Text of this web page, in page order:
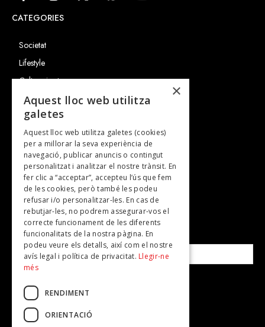
CATEGORIES
Societat
Lifestyle
Cultura i art
Entrevistes
Gastronomia
TV
Plans per fer
Revistes
SUBSCRIU-TE A LA NOSTRA NEWSLETTER!
Correu electrònic*
Accepto lapolítica de privacitat
×
Aquest lloc web utilitza
galetes
Aquest lloc web utilitza galetes (cookies)
per a millorar la seva experiència de
navegació, publicar anuncis o contingut
personalitzat i analitzar el nostre trànsit. En
fer clic a “acceptar”, accepteu l’ús que fem
de les cookies, però també les podeu
refusar i/o personalitzar-les. En cas de
rebutjar-les, no podrem assegurar-vos el
correcte funcionament de les diferents
funcionalitats de la nostra pàgina. En
podeu veure els detalls, així com el nostre
avís legal i política de privacitat. Llegir-ne
més
RENDIMENT
ORIENTACIÓ